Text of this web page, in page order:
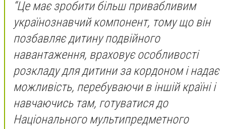
“Це має зробити більш привабливим
українознавчий компонент, тому що він
позбавляє дитину подвійного
навантаження, враховує особливості
розкладу для дитини за кордоном і надає
можливість, перебуваючи в іншій країні і
навчаючись там, готуватися до
Національного мультипредметного